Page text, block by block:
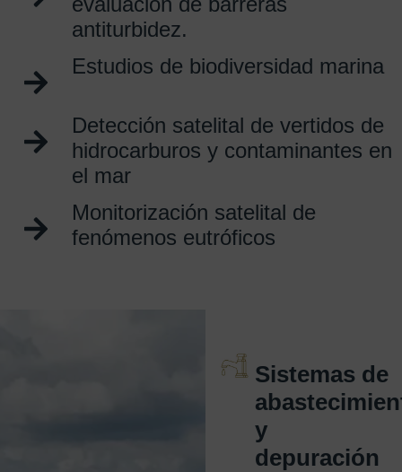
antiturbidez.
Estudios de biodiversidad marina
Detección satelital de vertidos de
hidrocarburos y contaminantes en
el mar
Monitorización satelital de
fenómenos eutróficos
Sistemas de
y
depuración